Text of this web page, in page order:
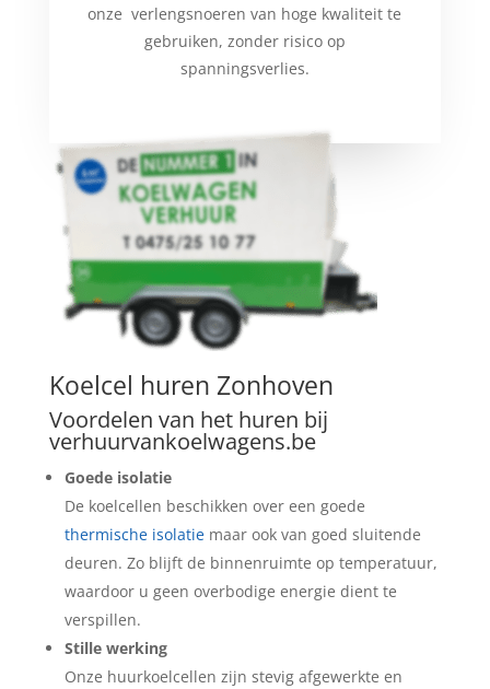
onze verlengsnoeren van hoge kwaliteit te
gebruiken, zonder risico op
spanningsverlies.
Koelcel huren Zonhoven
Voordelen van het huren bij
verhuurvankoelwagens.be
Goede isolatie
De koelcellen beschikken over een goede
thermische isolatiemaar ook van goed sluitende
deuren. Zo blijft de binnenruimte op temperatuur,
waardoor u geen overbodige energie dient te
verspillen.
Stille werking
Onze huurkoelcellen zijn stevig afgewerkte en